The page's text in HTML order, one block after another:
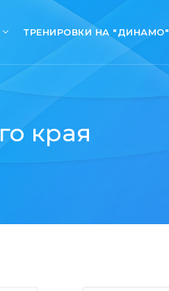
ТРЕНИРОВКИ НА "ДИНАМО"
края